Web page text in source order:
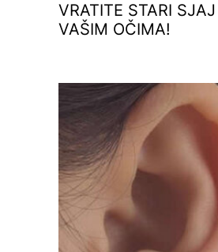
VRATITE STARI SJAJ
VAŠIM OČIMA!